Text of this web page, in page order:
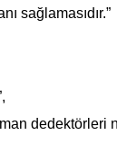
sağlamasıdır.”
dedektörleri